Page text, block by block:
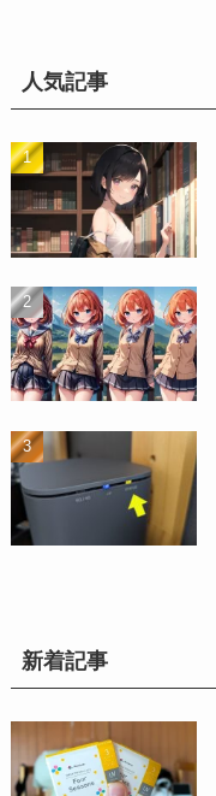
人気記事
新着記事